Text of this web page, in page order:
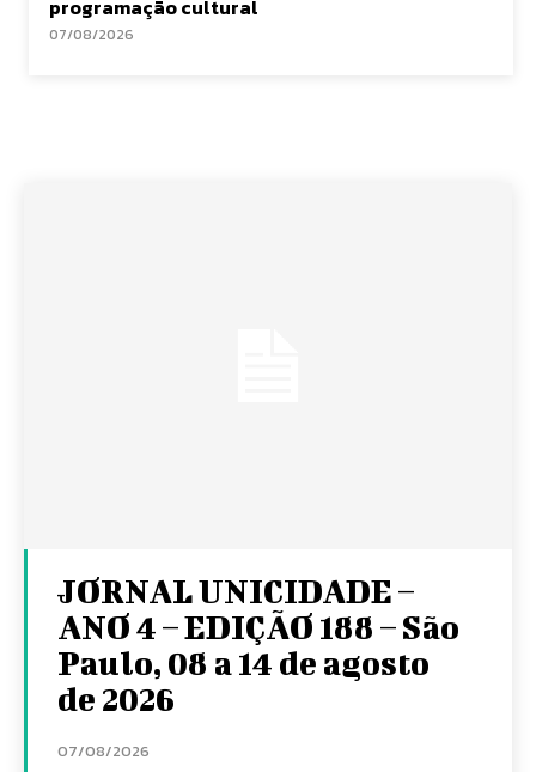
programação cultural
07/08/2026
JORNAL UNICIDADE –
ANO 4 – EDIÇÃO 188 – São
Paulo, 08 a 14 de agosto
de 2026
07/08/2026